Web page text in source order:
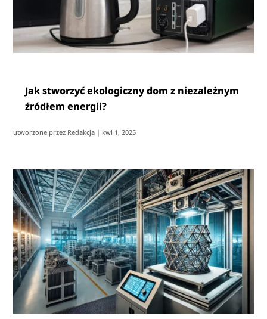
Jak stworzyć ekologiczny dom z niezależnym
źródłem energii?
utworzone przez Redakcja | kwi 1, 2025